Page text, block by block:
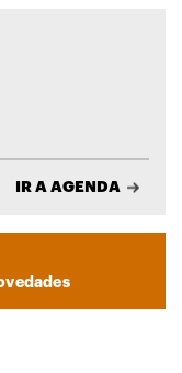
IR A AGENDA